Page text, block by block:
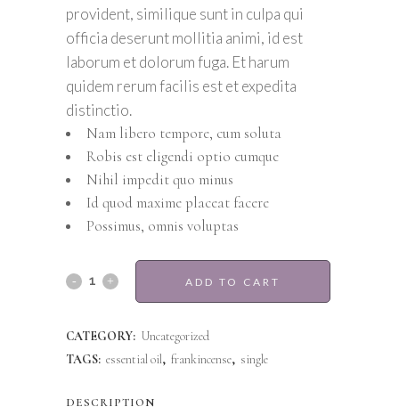
provident, similique sunt in culpa qui
officia deserunt mollitia animi, id est
laborum et dolorum fuga. Et harum
quidem rerum facilis est et expedita
distinctio.
Nam libero tempore, cum soluta
Robis est eligendi optio cumque
Nihil impedit quo minus
Id quod maxime placeat facere
Possimus, omnis voluptas
Frankincense
ADD TO CART
CATEGORY: Uncategorized
TAGS: essential oil, frankincense, single
DESCRIPTION